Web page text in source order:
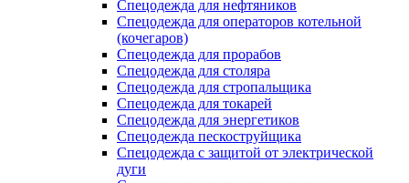
Спецодежда для нефтяников
Спецодежда для операторов котельной
(кочегаров)
Спецодежда для прорабов
Спецодежда для столяра
Спецодежда для стропальщика
Спецодежда для токарей
Спецодежда для энергетиков
Спецодежда пескоструйщика
Спецодежда с защитой от электрической
дуги